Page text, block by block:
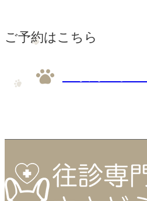
ご予約はこちら